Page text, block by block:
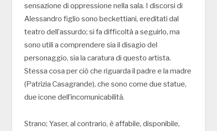
sensazione di oppressione nella sala. I discorsi di
Alessandro figlio sono beckettiani, ereditati dal
teatro dell’assurdo; si fa difficoltà a seguirlo, ma
sono utili a comprendere sia il disagio del
personaggio, sia la caratura di questo artista.
Stessa cosa per ciò che riguarda il padre e la madre
(Patrizia Casagrande), che sono come due statue,
due icone dell’incomunicabilità.
Strano; Yaser, al contrario, è affabile, disponibile,